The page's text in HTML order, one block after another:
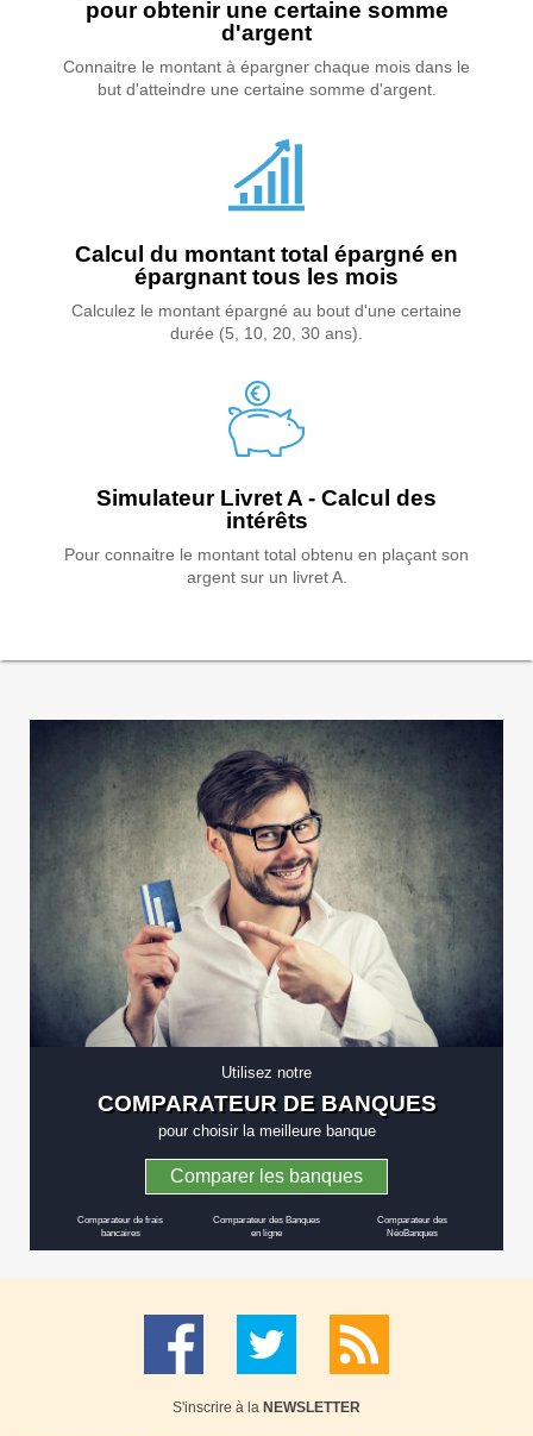
pour obtenir une certaine somme
d'argent
Connaitre le montant à épargner chaque mois dans le
but d'atteindre une certaine somme d'argent.
Calcul du montant total épargné en
épargnant tous les mois
Calculez le montant épargné au bout d'une certaine
durée (5, 10, 20, 30 ans).
Simulateur Livret A - Calcul des
intérêts
Pour connaitre le montant total obtenu en plaçant son
argent sur un livret A.
Utilisez notre
COMPARATEUR DE BANQUES
pour choisir la meilleure banque
Comparer les banques
Comparateur de frais
bancaires
Comparateur des Banques
en ligne
Comparateur des
NéoBanques
S'inscrire à la NEWSLETTER